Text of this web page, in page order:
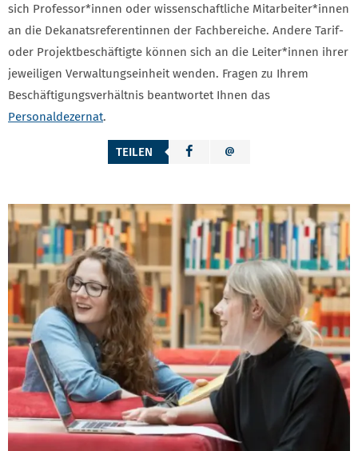
sich Professor*innen oder wissenschaftliche Mitarbeiter*innen
an die Dekanatsreferentinnen der Fachbereiche. Andere Tarif-
oder Projektbeschäftigte können sich an die Leiter*innen ihrer
jeweiligen Verwaltungseinheit wenden. Fragen zu Ihrem
Beschäftigungsverhältnis beantwortet Ihnen das
Personaldezernat.
TEILEN